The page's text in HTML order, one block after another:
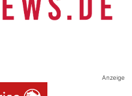
Anzeige